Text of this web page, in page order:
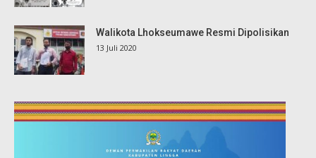
Walikota Lhokseumawe Resmi Dipolisikan
13 Juli 2020